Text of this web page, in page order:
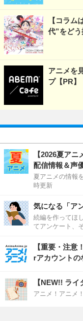
【コラム
代”をど
アニメを
プ【PR】
【2026夏ア
配信情報＆声
夏アニメの情報
時更新
気になる「ア
続編を作ってほ
てアンケート、
【重要・注
rアカウントの
【NEW!! ライ
アニメ！アニメ